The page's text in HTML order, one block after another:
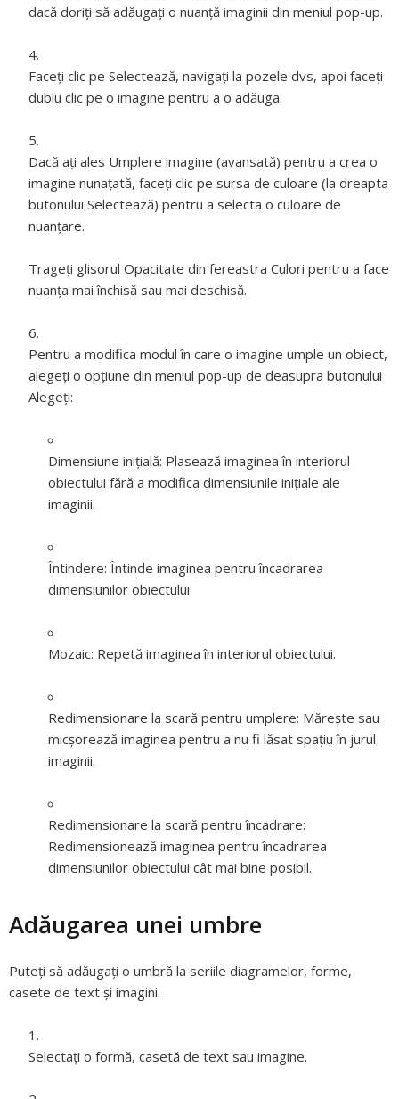
dacă doriți să adăugați o nuanță imaginii din meniul pop-up.
Faceți clic pe Selectează, navigați la pozele dvs, apoi faceți
dublu clic pe o imagine pentru a o adăuga.
Dacă ați ales Umplere imagine (avansată) pentru a crea o
imagine nunațată, faceți clic pe sursa de culoare (la dreapta
butonului Selectează) pentru a selecta o culoare de
nuanțare.
Trageți glisorul Opacitate din fereastra Culori pentru a face
nuanța mai închisă sau mai deschisă.
Pentru a modifica modul în care o imagine umple un obiect,
alegeţi o opţiune din meniul pop-up de deasupra butonului
Alegeţi:
Dimensiune inițială: Plasează imaginea în interiorul
obiectului fără a modifica dimensiunile inițiale ale
imaginii.
Întindere: Întinde imaginea pentru încadrarea
dimensiunilor obiectului.
Mozaic: Repetă imaginea în interiorul obiectului.
Redimensionare la scară pentru umplere: Măreşte sau
micşorează imaginea pentru a nu fi lăsat spaţiu în jurul
imaginii.
Redimensionare la scară pentru încadrare:
Redimensionează imaginea pentru încadrarea
dimensiunilor obiectului cât mai bine posibil.
Adăugarea unei umbre
Puteți să adăugați o umbră la seriile diagramelor, forme,
casete de text și imagini.
Selectați o formă, casetă de text sau imagine.